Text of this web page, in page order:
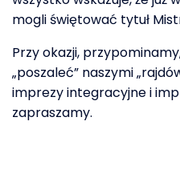
mogli świętować tytuł
Przy okazji,
„poszaleć” naszymi
imprezy integracyjne i
zapraszamy.